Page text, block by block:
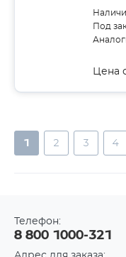
Под
Цена
1 2 3 4
Телефон:
8 800 1000-321